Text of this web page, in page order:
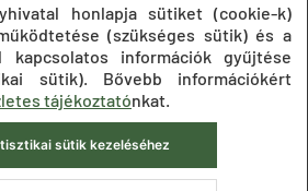
Oldaltérkép
tájékoztatók
Akadálymentesítési nyilatkozat
Süti beállítások ÁSZF
honlapja sütiket (cookie-k)
(szükséges sütik) és a
kapcsolatos információk gyűjtése
sütik). Bővebb információkért
tájékoztatónkat.
sütik kezeléséhez